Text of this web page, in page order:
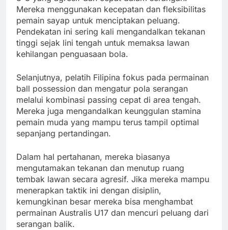
Mereka menggunakan kecepatan dan fleksibilitas
pemain sayap untuk menciptakan peluang.
Pendekatan ini sering kali mengandalkan tekanan
tinggi sejak lini tengah untuk memaksa lawan
kehilangan penguasaan bola.
Selanjutnya, pelatih Filipina fokus pada permainan
ball possession dan mengatur pola serangan
melalui kombinasi passing cepat di area tengah.
Mereka juga mengandalkan keunggulan stamina
pemain muda yang mampu terus tampil optimal
sepanjang pertandingan.
Dalam hal pertahanan, mereka biasanya
mengutamakan tekanan dan menutup ruang
tembak lawan secara agresif. Jika mereka mampu
menerapkan taktik ini dengan disiplin,
kemungkinan besar mereka bisa menghambat
permainan Australis U17 dan mencuri peluang dari
serangan balik.